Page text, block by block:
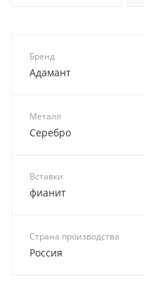
Бренд
Адамант
Металл
Серебро
Вставки
фианит
Страна производства
Россия